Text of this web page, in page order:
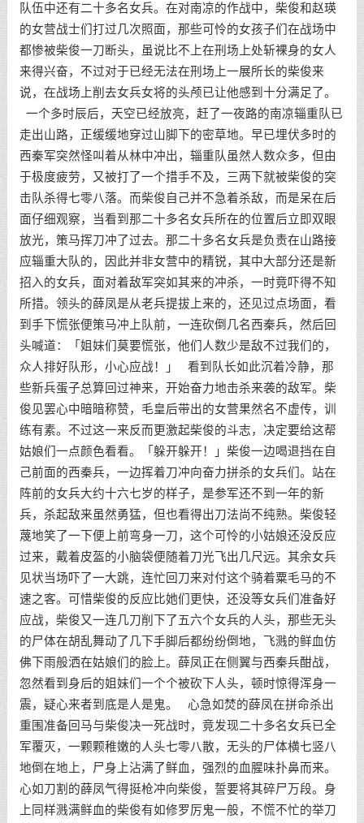
队伍中还有二十多名女兵。在对南凉的作战中，柴俊和赵瑛
的女营战士们打过几次照面，那些可怜的女孩子们在战场中
都惨被柴俊一刀断头，虽说比不上在刑场上处斩裸身的女人
来得兴奋，不过对于已经无法在刑场上一展所长的柴俊来
说，在战场上削去女兵女将的头颅已让他感到十分满足了。
一个多时辰后，天空已经放亮，赶了一夜路的南凉辎重队已
走出山路，正缓缓地穿过山脚下的密草地。早已埋伏多时的
西秦军突然怪叫着从林中冲出，辎重队虽然人数众多，但由
于极度疲劳，又被打了一个措手不及，三两下就被柴俊的突
击队杀得七零八落。而柴俊自己并不急着杀敌，而是呆在后
面仔细观察，当看到那二十多名女兵所在的位置后立即双眼
放光，策马挥刀冲了过去。那二十多名女兵是负责在山路接
应辎重大队的，因此并非女营中的精锐，其中大部分还是新
招入的女兵，面对着敌军突如其来的冲杀，一时竟吓得不知
所措。领头的薛凤是从老兵提拔上来的，还见过点场面，看
到手下慌张便策马冲上队前，一连砍倒几名西秦兵，然后回
头喊道：「姐妹们莫要慌张，他们人数少是敌不过我们的，
众人排好队形，小心应战！」 看到队长如此沉着冷静，那
些新兵蛋子总算回过神来，开始奋力地击杀来袭的敌军。柴
俊见罢心中暗暗称赞，毛皇后带出的女营果然名不虚传，训
练有素。不过这一来反而更激起柴俊的斗志，决定要给这帮
姑娘们一点颜色看看。「躲开躲开！」柴俊一边喝退挡在自
己前面的西秦兵，一边挥着刀冲向奋力拼杀的女兵们。站在
阵前的女兵大约十六七岁的样子，是参军还不到一年的新
兵，杀起敌来虽然勇猛，但也看得出刀法尚不纯熟。柴俊轻
蔑地笑了一下便上前弯身一刀，这个可怜的小姑娘还没反应
过来，戴着皮盔的小脑袋便随着刀光飞出几尺远。其余女兵
见状当场吓了一大跳，连忙回刀来对付这个骑着粟毛马的不
速之客。可惜柴俊的反应比她们更快，还没等女兵们准备好
应战，柴俊又一连几刀削下了五六个女兵的人头，那些无头
的尸体在胡乱舞动了几下手脚后都纷纷倒地，飞溅的鲜血仿
佛下雨般洒在姑娘们的脸上。薛凤正在侧翼与西秦兵酣战，
忽然看到身后的姐妹们一个个被砍下人头，顿时惊得浑身一
震，疑心来者到底是人是鬼。 心急如焚的薛凤在拼命杀出
重围准备回马与柴俊决一死战时，竟发现二十多名女兵已全
军覆灭，一颗颗稚嫩的人头七零八散，无头的尸体横七竖八
地倒在地上，尸身上沾满了鲜血，强烈的血腥味扑鼻而来。
心如刀割的薛凤气得挺枪冲向柴俊，誓要将其碎尸万段。身
上同样溅满鲜血的柴俊有如修罗厉鬼一般，不慌不忙的举刀